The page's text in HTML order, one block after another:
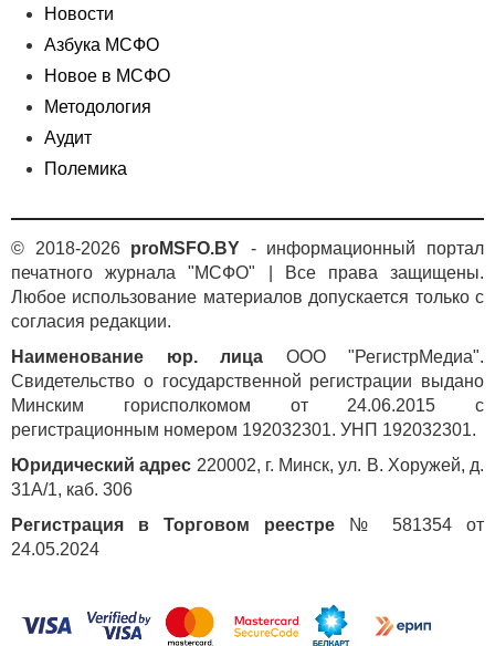
Новости
Азбука МСФО
Новое в МСФО
Методология
Аудит
Полемика
© 2018-2026 proMSFO.BY - информационный портал
печатного журнала "МСФО" | Все права защищены.
Любое использование материалов допускается только с
согласия редакции.
Наименование юр. лица ООО "РегистрМедиа".
Свидетельство о государственной регистрации выдано
Минским горисполкомом от 24.06.2015 с
регистрационным номером 192032301. УНП 192032301.
Юридический адрес 220002, г. Минск, ул. В. Хоружей, д.
31А/1, каб. 306
Регистрация в Торговом реестре № 581354 от
24.05.2024